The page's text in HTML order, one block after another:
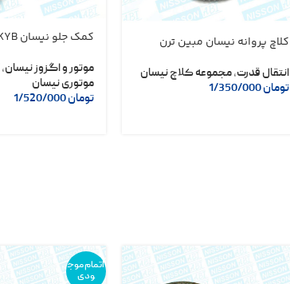
کلاچ پروانه نیسان مبین ترن
انتقال قدرت,مجموعه کلاچ نیسان
تومان1/350/000
کمک جلو نیسان KYB
موتور و اگزوز نیسان,
موتوری نیسان
تومان
اتمام موج
ودی